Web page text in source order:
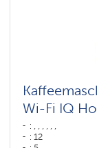
Wi-Fi IQ
: , , , , , ,
: 12